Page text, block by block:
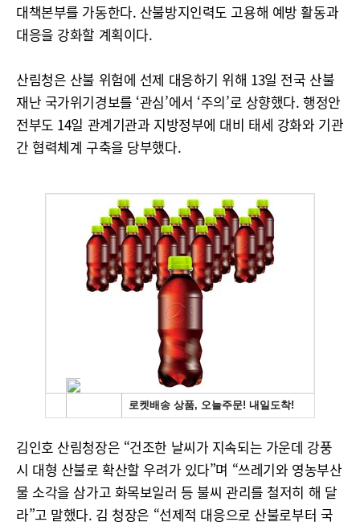
대책본부를 가동한다. 산불방지인력도 고용해 예방 활동과
대응을 강화할 계획이다.
산림청은 산불 위험에 선제 대응하기 위해 13일 전국 산불
재난 국가위기경보를 ‘관심’에서 ‘주의’로 상향했다. 행정안
전부도 14일 관계기관과 지방정부에 대비 태세 강화와 기관
간 협력체계 구축을 당부했다.
김인호 산림청장은 “건조한 날씨가 지속되는 가운데 강풍
시 대형 산불로 확산할 우려가 있다”며 “쓰레기와 영농부산
물 소각을 삼가고 화목보일러 등 불씨 관리를 철저히 해 달
라”고 말했다. 김 청장은 “선제적 대응으로 산불로부터 국